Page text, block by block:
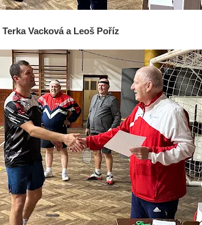
Terka Vacková a Leoš Poříz